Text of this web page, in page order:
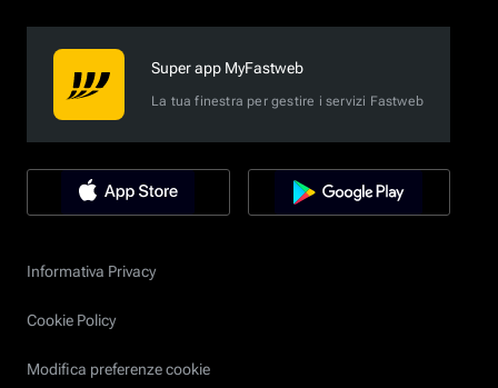
Super app MyFastweb
La tua finestra per gestire i servizi Fastweb
Informativa Privacy
Cookie Policy
Modifica preferenze cookie